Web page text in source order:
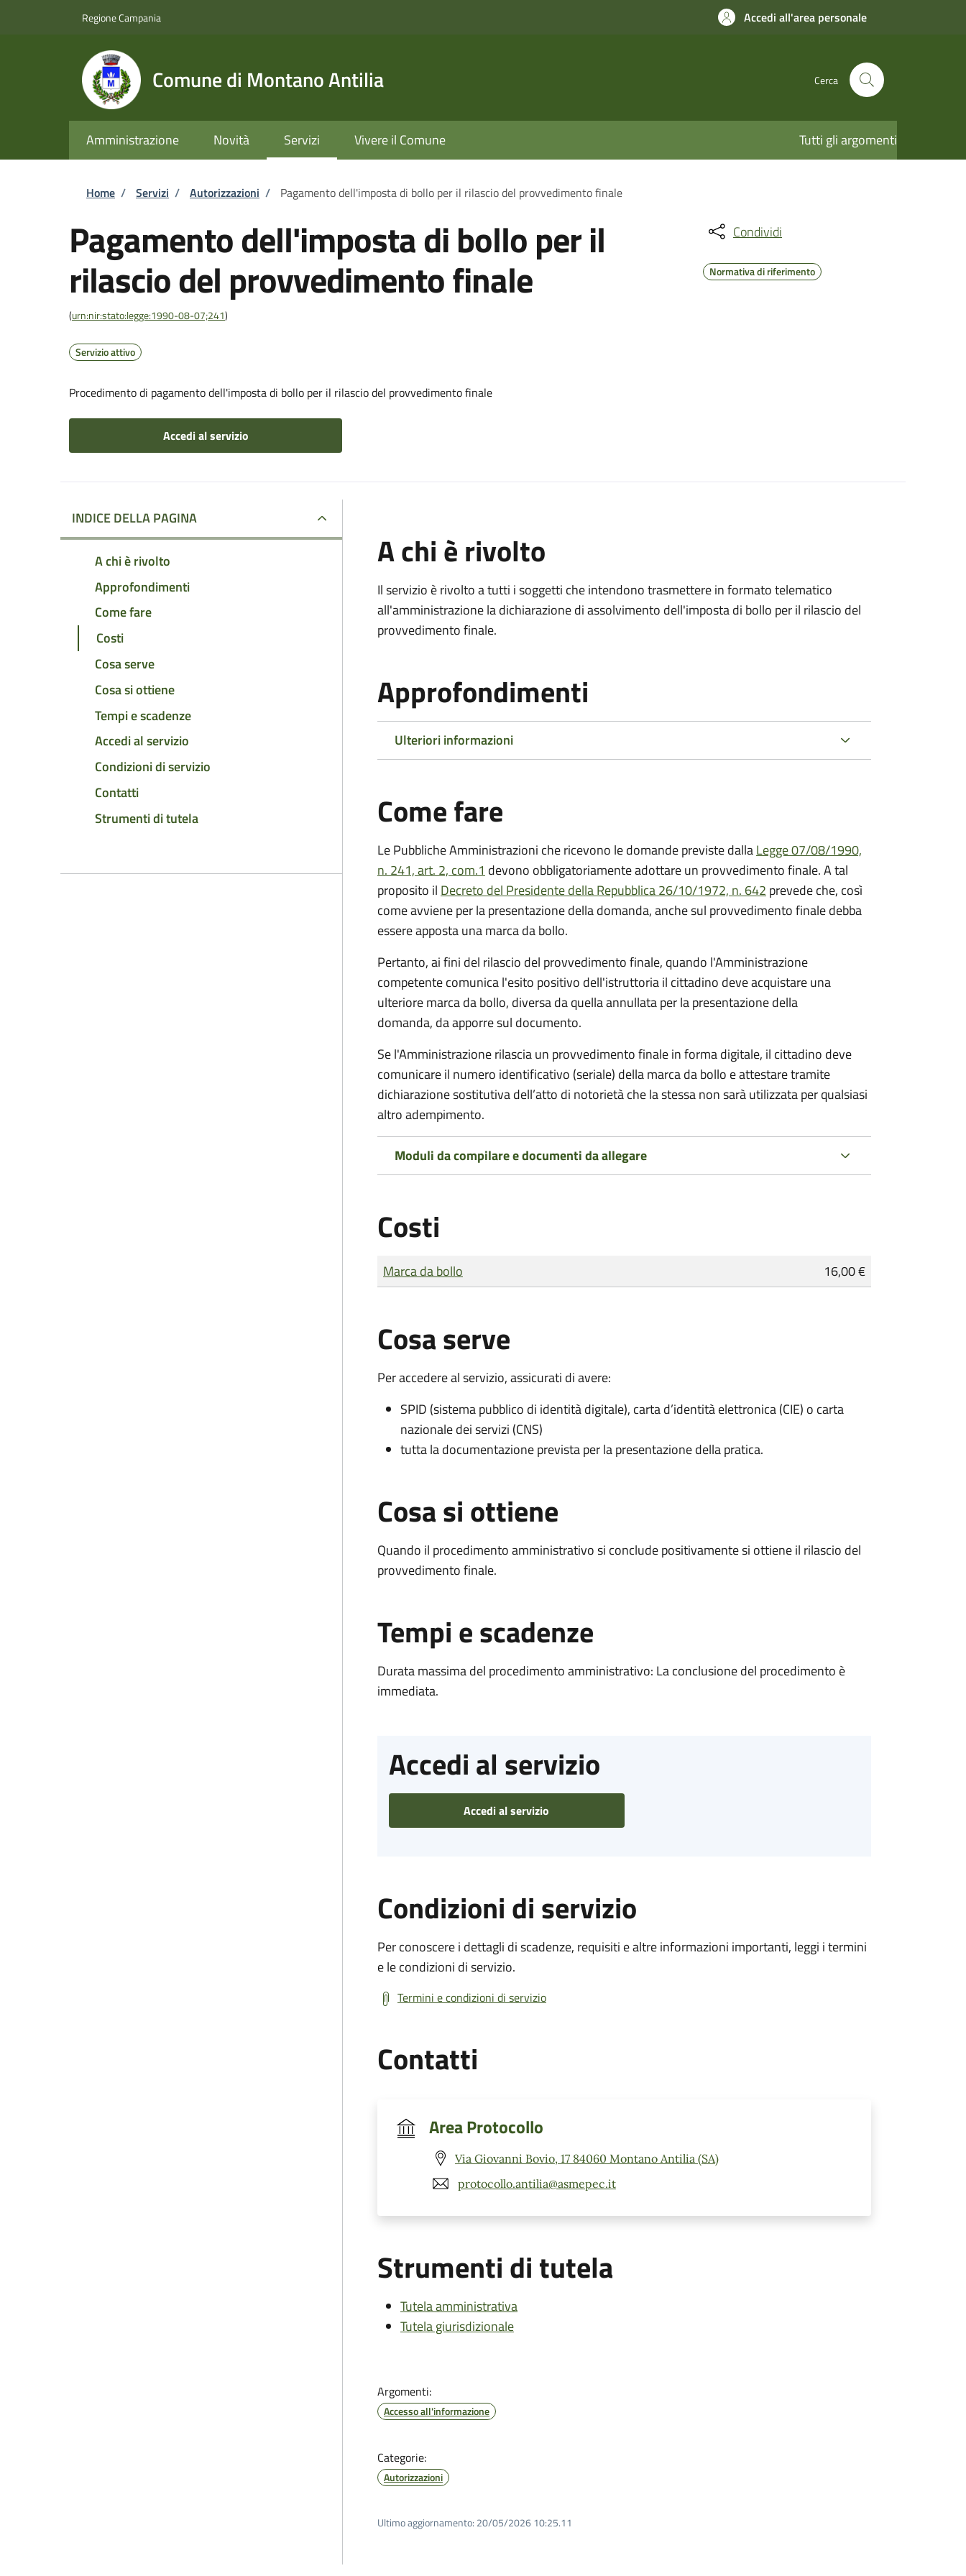
Regione Campania Accedi all'area personale
Comune di Montano Antilia Cerca
Amministrazione Novità Servizi Vivere il Comune Tutti gli argomenti
Briciole di pane
Home / Servizi / Autorizzazioni / Pagamento dell'imposta di bollo per il rilascio del provvedimento finale
Pagamento dell'imposta di bollo per il
rilascio del provvedimento finale
(urn:nir:stato:legge:1990-08-07;241)
Servizio attivo
Procedimento di pagamento dell'imposta di bollo per il rilascio del provvedimento finale
Accedi al servizio
Condividi
Normativa di riferimento
INDICE DELLA PAGINA
A chi è rivolto
Approfondimenti
Come fare
Costi
Cosa serve
Cosa si ottiene
Tempi e scadenze
Accedi al servizio
Condizioni di servizio
Contatti
Strumenti di tutela
A chi è rivolto
Il servizio è rivolto a tutti i soggetti che intendono trasmettere in formato telematico
all'amministrazione la dichiarazione di assolvimento dell'imposta di bollo per il rilascio del
provvedimento finale.
Approfondimenti
Ulteriori informazioni
Come fare
Le Pubbliche Amministrazioni che ricevono le domande previste dallaLegge 07/08/1990,
n. 241, art. 2, com.1 devono obbligatoriamente adottare un provvedimento finale. A tal
proposito il Decreto del Presidente della Repubblica 26/10/1972, n. 642 prevede che, così
come avviene per la presentazione della domanda, anche sul provvedimento finale debba
essere apposta una marca da bollo.
Pertanto, ai fini del rilascio del provvedimento finale, quando l'Amministrazione
competente comunica l'esito positivo dell'istruttoria il cittadino deve acquistare una
ulteriore marca da bollo, diversa da quella annullata per la presentazione della
domanda, da apporre sul documento.
Se l'Amministrazione rilascia un provvedimento finale in forma digitale, il cittadino deve
comunicare il numero identificativo (seriale) della marca da bollo e attestare tramite
dichiarazione sostitutiva dell’atto di notorietà che la stessa non sarà utilizzata per qualsiasi
altro adempimento.
Moduli da compilare e documenti da allegare
Costi
Tipo di pagamento
Importo
Marca da bollo 16,00 €
Cosa serve
Per accedere al servizio, assicurati di avere:
SPID (sistema pubblico di identità digitale), carta d’identità elettronica (CIE) o carta
nazionale dei servizi (CNS)
tutta la documentazione prevista per la presentazione della pratica.
Cosa si ottiene
Quando il procedimento amministrativo si conclude positivamente si ottiene il rilascio del
provvedimento finale.
Tempi e scadenze
Durata massima del procedimento amministrativo: La conclusione del procedimento è
immediata.
Accedi al servizio
Accedi al servizio
Condizioni di servizio
Per conoscere i dettagli di scadenze, requisiti e altre informazioni importanti, leggi i termini
e le condizioni di servizio.
Termini e condizioni di servizio
Contatti
Area Protocollo
Via Giovanni Bovio, 17 84060 Montano Antilia (SA)
protocollo.antilia@asmepec.it
Strumenti di tutela
Tutela amministrativa
Tutela giurisdizionale
Argomenti:
Accesso all'informazione
Categorie:
Autorizzazioni
Ultimo aggiornamento: 20/05/2026 10:25.11